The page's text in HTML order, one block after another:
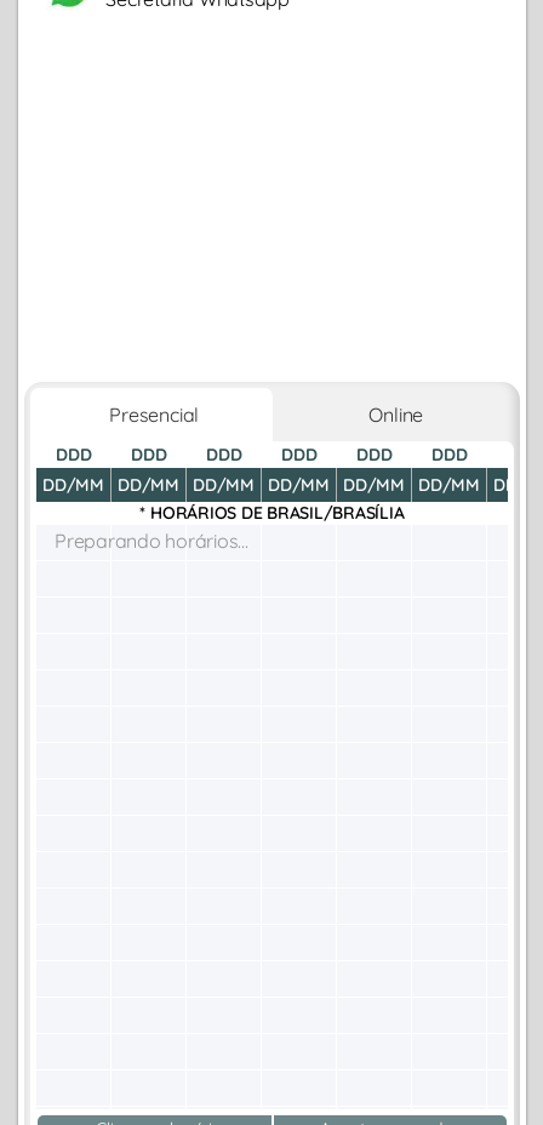
Presencial Online
DDD
DD/MM
DDD
DD/MM
DDD
DD/MM
DDD
DD/MM
DDD
DD/MM
DDD
DD/MM
DD/
* HORÁRIOS DE BRASIL/BRASÍLIA
Preparando horários...